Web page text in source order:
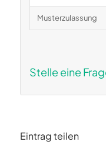
Musterzulassung
Stelle eine
Eintrag teilen